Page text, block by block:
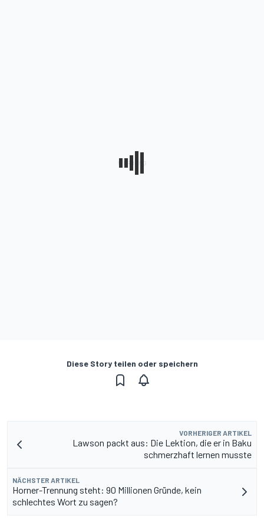
Diese Story teilen oder speichern
VORHERIGER ARTIKEL
Lawson packt aus: Die Lektion, die er in Baku
schmerzhaft lernen musste
NÄCHSTER ARTIKEL
Horner-Trennung steht: 90 Millionen Gründe, kein
schlechtes Wort zu sagen?